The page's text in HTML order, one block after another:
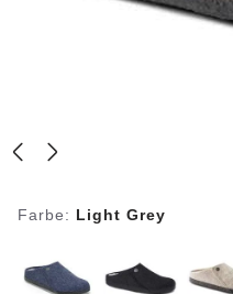
Farbe: Light Grey